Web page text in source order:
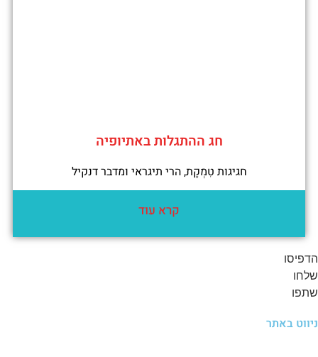
חג ההתגלות באתיופיה
חגיגות טִמְקָת, הרי תיגראי ומדבר דנקיל
קרא עוד
הדפיסו
שלחו
שתפו
ניווט באתר